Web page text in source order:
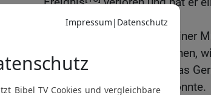
nichts in dessen Hand.
Wie er aus dem Leib seiner
nackt wird er wieder hingehen,
seine Mühe wird er nicht das
seiner Hand mitnehmen könnte.